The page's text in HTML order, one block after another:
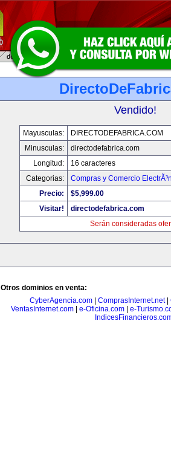
Vendido!
Mayusculas:
DIRECTODEFABRICA.COM
Minusculas:
directodefabrica.com
Longitud:
16 caracteres
Categorias:
Compras y Comercio
Precio:
$5,999.00
Visitar!
directodefabrica.com
Serán consideradas
Otros dominios en venta:
CyberAgencia.com| ComprasInternet.net|
VentasInternet.com
e-Oficina.com
e-